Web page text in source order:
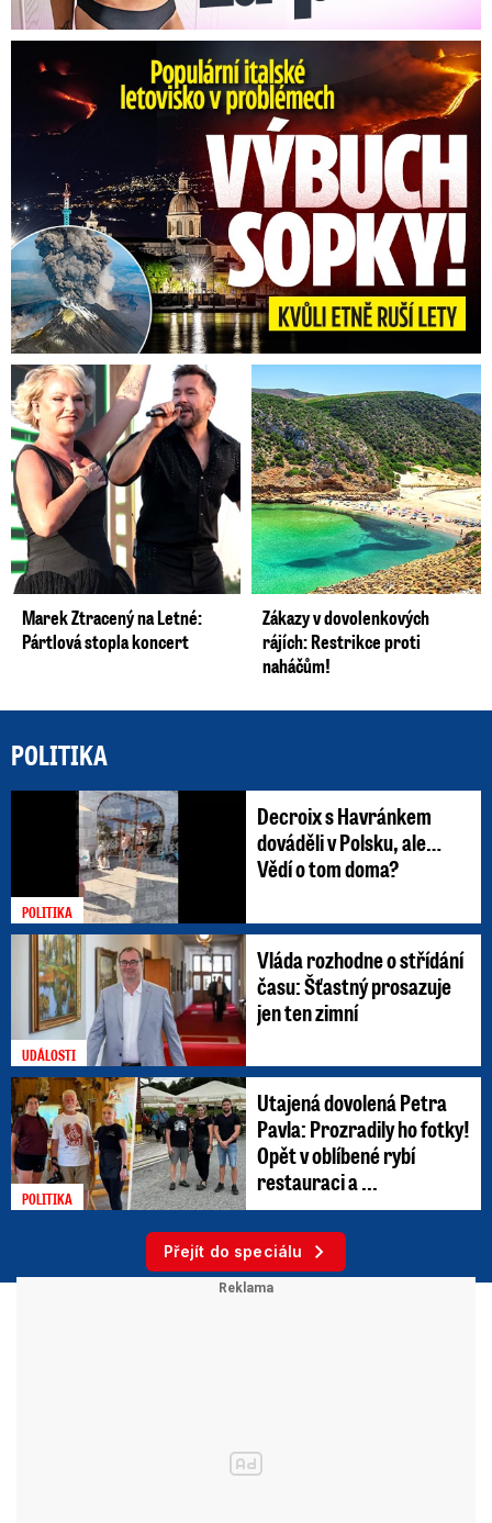
Erupce sicilské sopky Etny: Ruší desítky letů
Marek Ztracený na Letné:
Pártlová stopla koncert
Zákazy v dovolenkových
rájích: Restrikce proti
naháčům!
POLITIKA
POLITIKA
Decroix s Havránkem
dováděli v Polsku, ale…
Vědí o tom doma?
UDÁLOSTI
Vláda rozhodne o střídání
času: Šťastný prosazuje
jen ten zimní
POLITIKA
Utajená dovolená Petra
Pavla: Prozradily ho fotky!
Opět v oblíbené rybí
restauraci a ...
Přejít do speciálu